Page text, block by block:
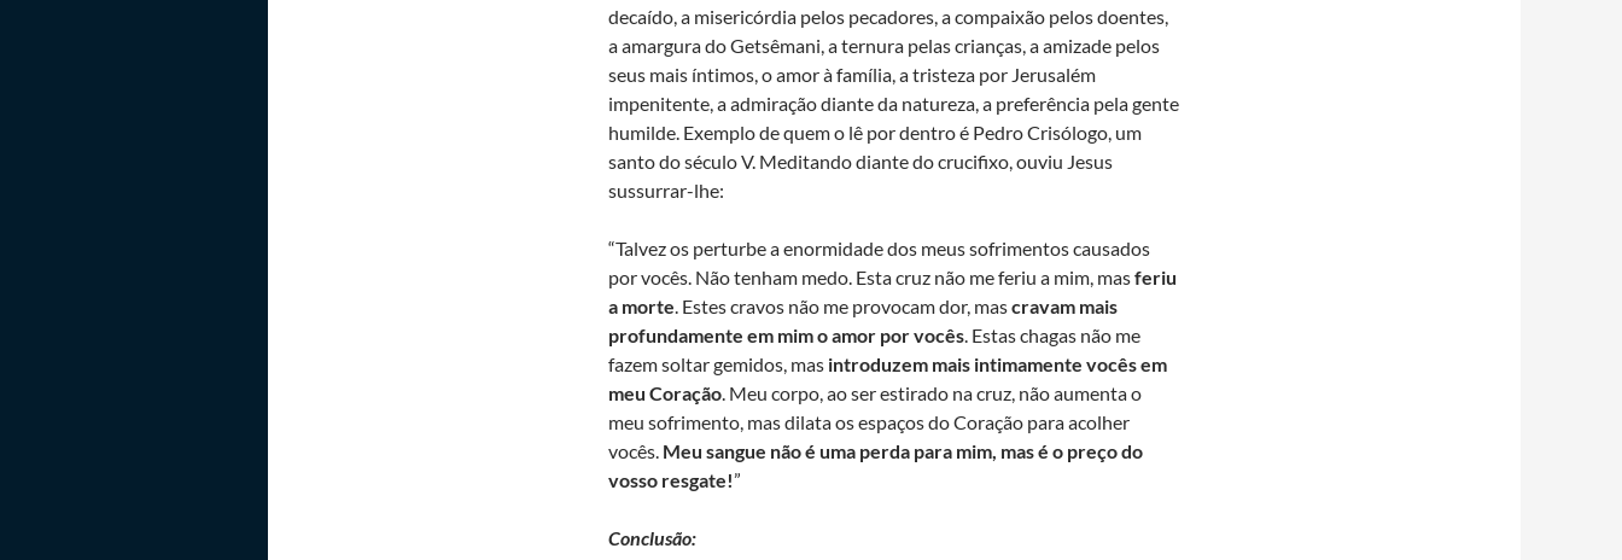
decaído, a misericórdia pelos pecadores, a compaixão pelos doentes,
a amargura do Getsêmani, a ternura pelas crianças, a amizade pelos
seus mais íntimos, o amor à família, a tristeza por Jerusalém
impenitente, a admiração diante da natureza, a preferência pela gente
humilde. Exemplo de quem o lê por dentro é Pedro Crisólogo, um
santo do século V. Meditando diante do crucifixo, ouviu Jesus
sussurrar-lhe:
“Talvez os perturbe a enormidade dos meus sofrimentos causados
por vocês. Não tenham medo. Esta cruz não me feriu a mim, masferiu
a morte. Estes cravos não me provocam dor, mascravam mais
profundamente em mim o amor por vocês. Estas chagas não me
fazem soltar gemidos, mas introduzem mais intimamente vocês em
meu Coração. Meu corpo, ao ser estirado na cruz, não aumenta o
meu sofrimento, mas dilata os espaços do Coração para acolher
vocês. Meu sangue não é uma perda para mim, mas é o preço do
vosso resgate!”
Conclusão: